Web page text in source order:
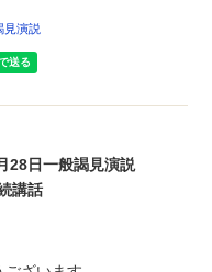
見演説
28日一般謁見演説
講話